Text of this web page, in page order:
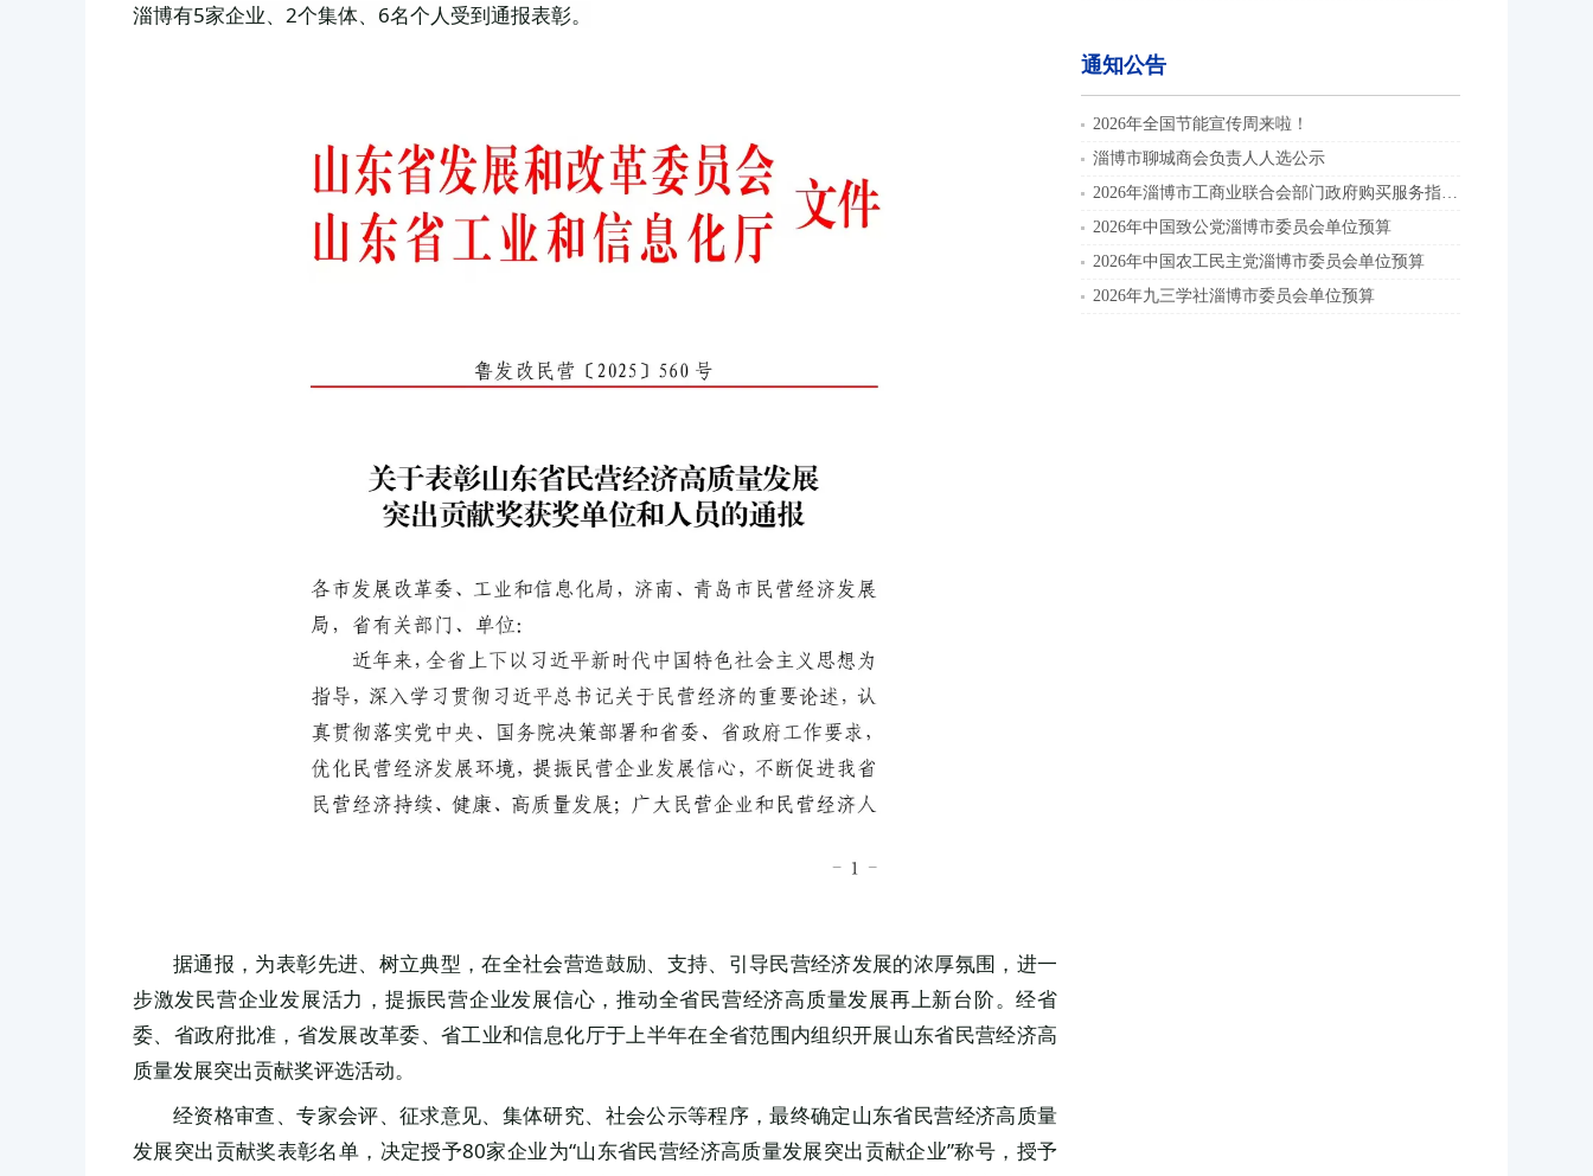
淄博有5家企业、2个集体、6名个人受到通报表彰。
据通报，为表彰先进、树立典型，在全社会营造鼓励、支持、引导民营经济发展的浓厚氛围，进一
步激发民营企业发展活力，提振民营企业发展信心，推动全省民营经济高质量发展再上新台阶。经省
委、省政府批准，省发展改革委、省工业和信息化厅于上半年在全省范围内组织开展山东省民营经济高
质量发展突出贡献奖评选活动。
经资格审查、专家会评、征求意见、集体研究、社会公示等程序，最终确定山东省民营经济高质量
发展突出贡献奖表彰名单，决定授予80家企业为“山东省民营经济高质量发展突出贡献企业”称号，授予
通知公告
2026年全国节能宣传周来啦！
淄博市聊城商会负责人人选公示
2026年淄博市工商业联合会部门政府购买服务指导性目录
2026年中国致公党淄博市委员会单位预算
2026年中国农工民主党淄博市委员会单位预算
2026年九三学社淄博市委员会单位预算